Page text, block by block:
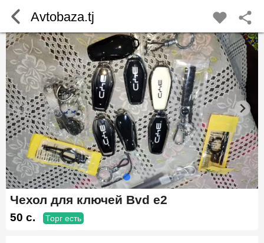
Чехол для ключей Bvd e2
50 c. Торг есть
Avtobaza.tj